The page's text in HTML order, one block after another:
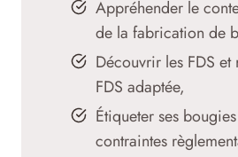
Appréhender le
de la fabrication de
Découvrir les FDS
FDS adaptée,
Étiqueter ses
contraintes